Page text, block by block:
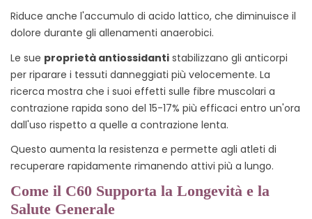
Riduce anche l'accumulo di acido lattico, che diminuisce il
dolore durante gli allenamenti anaerobici.
Le sue proprietà antiossidanti stabilizzano gli anticorpi
per riparare i tessuti danneggiati più velocemente. La
ricerca mostra che i suoi effetti sulle fibre muscolari a
contrazione rapida sono del 15-17% più efficaci entro un'ora
dall'uso rispetto a quelle a contrazione lenta.
Questo aumenta la resistenza e permette agli atleti di
recuperare rapidamente rimanendo attivi più a lungo.
Come il C60 Supporta la Longevità e la
Salute Generale